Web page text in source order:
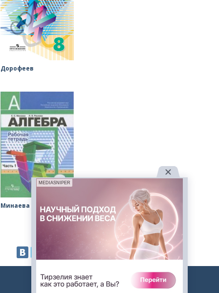
Дорофеев
Минаева Рослова рабочая тетрадь
2023. Авторские решебники. - admin@gdz.me
MEDIASNIPER